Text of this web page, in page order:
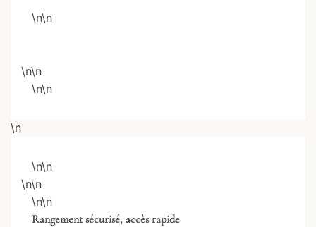
\n\n
\n\n
\n\n
\n
\n\n
\n\n
\n\n
Rangement sécurisé, accès rapide